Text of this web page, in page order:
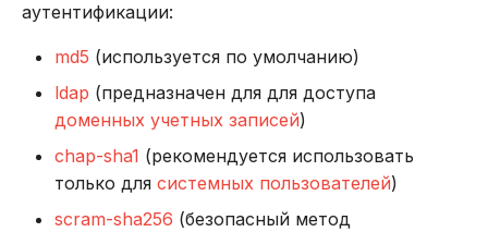
аутентификации:
md5 (используется по умолчанию)
ldap (предназначен для для доступа
доменных учетных записей)
chap-sha1 (рекомендуется использовать
только для системных пользователей)
scram-sha256 (безопасный метод